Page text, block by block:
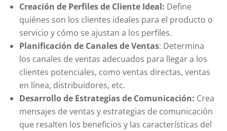
Creación de Perfiles de Cliente Ideal: Define
quiénes son los clientes ideales para el producto o
servicio y cómo se ajustan a los perfiles.
Planificación de Canales de Ventas: Determina
los canales de ventas adecuados para llegar a los
clientes potenciales, como ventas directas, ventas
en línea, distribuidores, etc.
Desarrollo de Estrategias de Comunicación: Crea
mensajes de ventas y estrategias de comunicación
que resalten los beneficios y las características del